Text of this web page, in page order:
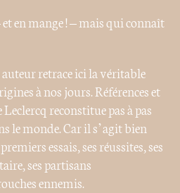
en mange ! – mais qui connaît
retrace ici la véritable
à nos jours. Références et
reconstitue pas à pas
le monde. Car il s’agit bien
essais, ses réussites, ses
ses partisans
ennemis.